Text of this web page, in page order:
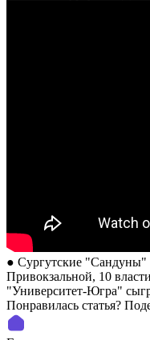
● Сургутские "Сандуны"
Привокзальной, 10
"Университет-Югра"
Понравилась статья?